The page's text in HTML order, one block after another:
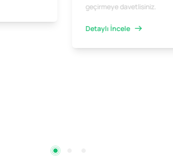
geçirmeye davetlisiniz.
Detaylı İncele